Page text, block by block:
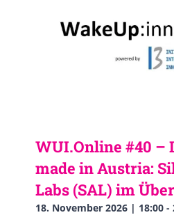
WUI.Online #40 –
made in Austria:
Labs (SAL) im
18. November 2026 | 18:00 -